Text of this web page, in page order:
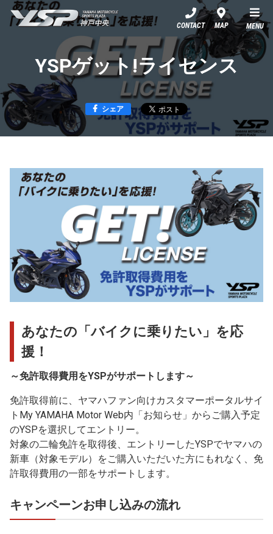
YSP神戸中央
CONTACT MAP MENU
YSPゲット!ライセンス
シェア
あなたの「バイクに乗りたい」を応
援！
～免許取得費用をYSPがサポートします～
免許取得前に、ヤマハファン向けカスタマーポータルサイ
トMy YAMAHA Motor Web内「お知らせ」からご購入予定
のYSPを選択してエントリー。
対象の二輪免許を取得後、エントリーしたYSPでヤマハの
新車（対象モデル）をご購入いただいた方にもれなく、免
許取得費用の一部をサポートします。
キャンペーンお申し込みの流れ